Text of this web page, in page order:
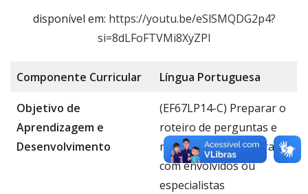
disponível em: https://youtu.be/eSlSMQDG2p4?
si=8dLFoFTVMi8XyZPI
Componente Curricular Língua Portuguesa
Objetivo de
Aprendizagem e
Desenvolvimento
(EF67LP14-C) Preparar o
roteiro de perguntas e
realizar entrevista oral
com envolvidos ou
especialistas